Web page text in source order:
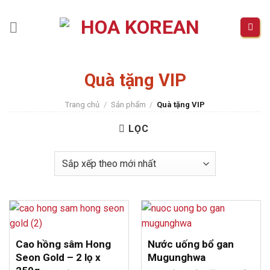
content
Quà tặng VIP
Trang chủ / Sản phẩm / Quà tặng VIP
LỌC
Cao hồng sâm Hong
Seon Gold – 2 lọ x
Nước uống bổ gan
Mugunghwa